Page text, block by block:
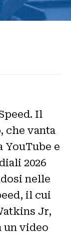
Il
che vanta
e
2026
nelle
il cui
Jr,
un video